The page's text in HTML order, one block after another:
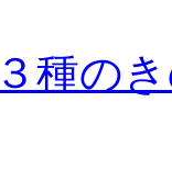
種の